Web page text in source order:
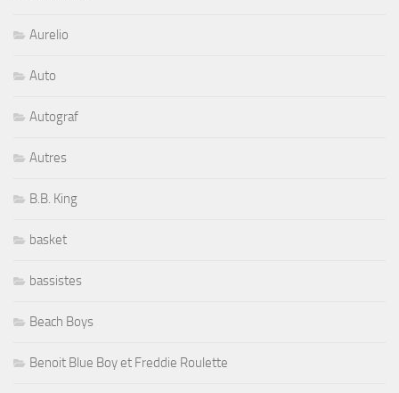
Aurelio
Auto
Autograf
Autres
B.B. King
basket
bassistes
Beach Boys
Benoit Blue Boy et Freddie Roulette